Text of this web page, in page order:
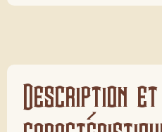
Description et